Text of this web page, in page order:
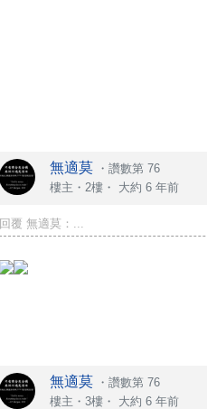
無適莫 ・讚數第 76
樓主 ・2樓・ 大約 6 年前
回覆 無適莫：...
無適莫 ・讚數第 76
樓主 ・3樓・ 大約 6 年前